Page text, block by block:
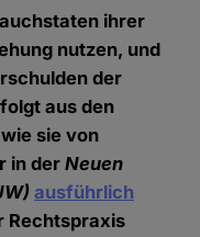
ihrer
nutzen, und
der
aus den
sie von
in derNeuen
ausführlich
Rechtspraxis